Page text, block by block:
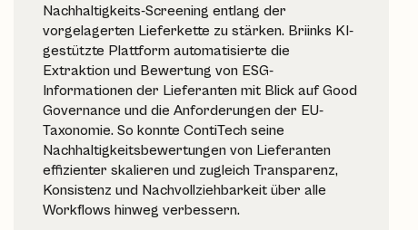
Nachhaltigkeits-Screening entlang der
vorgelagerten Lieferkette zu stärken. Briinks KI-
gestützte Plattform automatisierte die
Extraktion und Bewertung von ESG-
Informationen der Lieferanten mit Blick auf Good
Governance und die Anforderungen der EU-
Taxonomie. So konnte ContiTech seine
Nachhaltigkeitsbewertungen von Lieferanten
effizienter skalieren und zugleich Transparenz,
Konsistenz und Nachvollziehbarkeit über alle
Workflows hinweg verbessern.